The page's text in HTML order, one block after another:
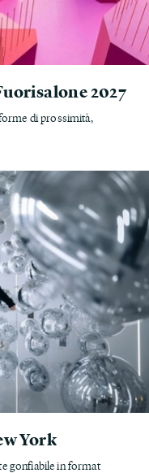
2027
di prossimità,
York
gonfiabile in format